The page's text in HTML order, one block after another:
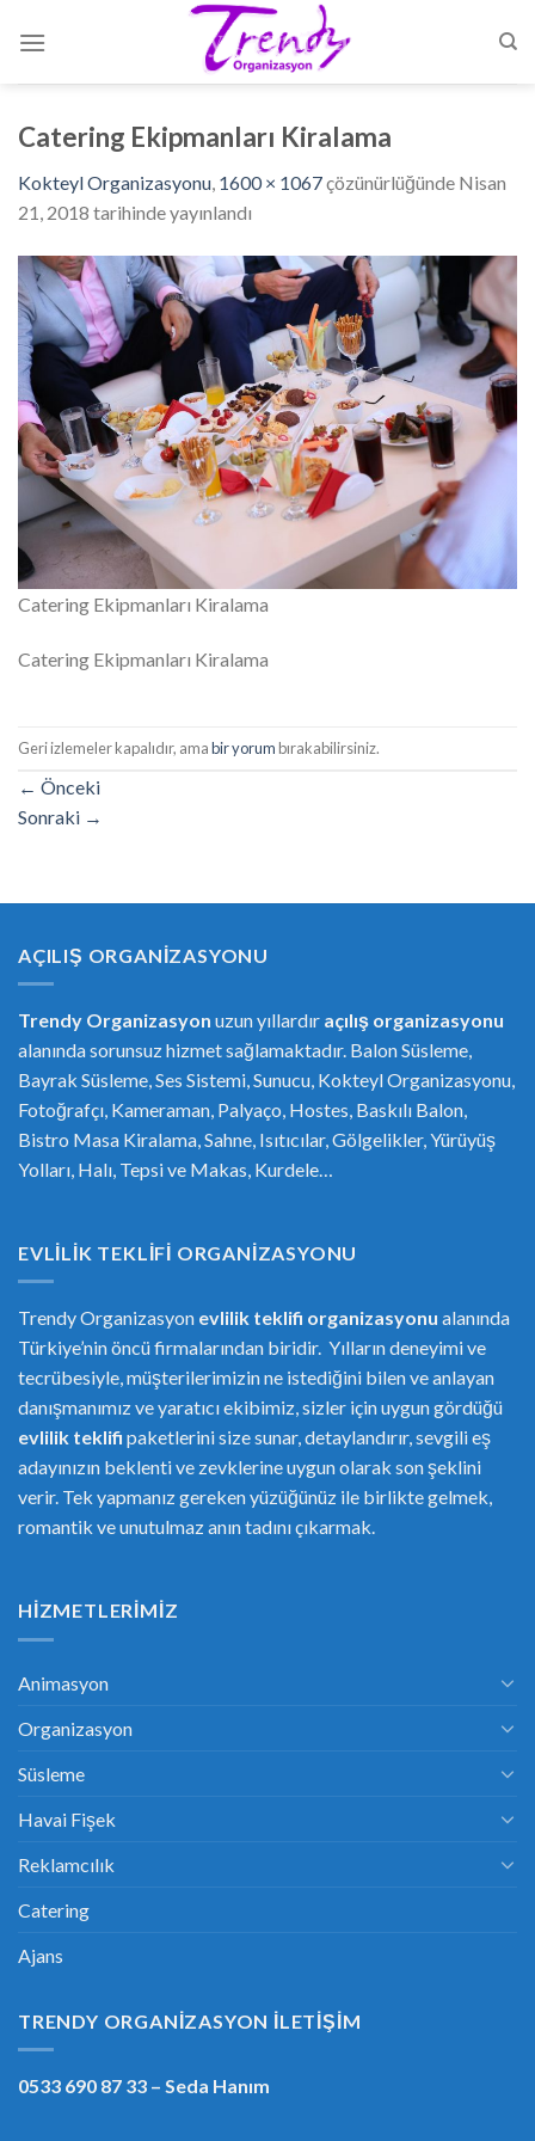
Catering Ekipmanları Kiralama
Kokteyl Organizasyonu, 1600 × 1067çözünürlüğünde Nisan
21, 2018 tarihinde yayınlandı
Catering Ekipmanları Kiralama
Catering Ekipmanları Kiralama
Geri izlemeler kapalıdır, amabir yorumbırakabilirsiniz.
← Önceki
Sonraki →
AÇILIŞ ORGANIZASYONU
Trendy Organizasyon uzun yıllardır açılış organizasyonu
alanında sorunsuz hizmet sağlamaktadır. Balon Süsleme,
Bayrak Süsleme, Ses Sistemi, Sunucu, Kokteyl Organizasyonu,
Fotoğrafçı, Kameraman, Palyaço, Hostes, Baskılı Balon,
Bistro Masa Kiralama, Sahne, Isıtıcılar, Gölgelikler, Yürüyüş
Yolları, Halı, Tepsi ve Makas, Kurdele…
EVLILIK TEKLIFI ORGANIZASYONU
Trendy Organizasyon evlilik teklifi organizasyonu alanında
Türkiye’nin öncü firmalarından biridir. Yılların deneyimi ve
tecrübesiyle, müşterilerimizin ne istediğini bilen ve anlayan
danışmanımız ve yaratıcı ekibimiz, sizler için uygun gördüğü
evlilik teklifi paketlerini size sunar, detaylandırır, sevgili eş
adayınızın beklenti ve zevklerine uygun olarak son şeklini
verir. Tek yapmanız gereken yüzüğünüz ile birlikte gelmek,
romantik ve unutulmaz anın tadını çıkarmak.
HIZMETLERIMIZ
Animasyon
Organizasyon
Süsleme
Havai Fişek
Reklamcılık
Catering
Ajans
TRENDY ORGANIZASYON İLETIŞIM
0533 690 87 33 – Seda Hanım